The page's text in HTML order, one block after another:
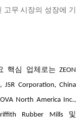
무 시장의 성장에 기
핵심 업체로는 ZEON
JSR Corporation, China
North America Inc.,
Rubber Mills 및